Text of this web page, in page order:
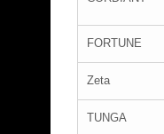
FORTUNE
Zeta
TUNGA